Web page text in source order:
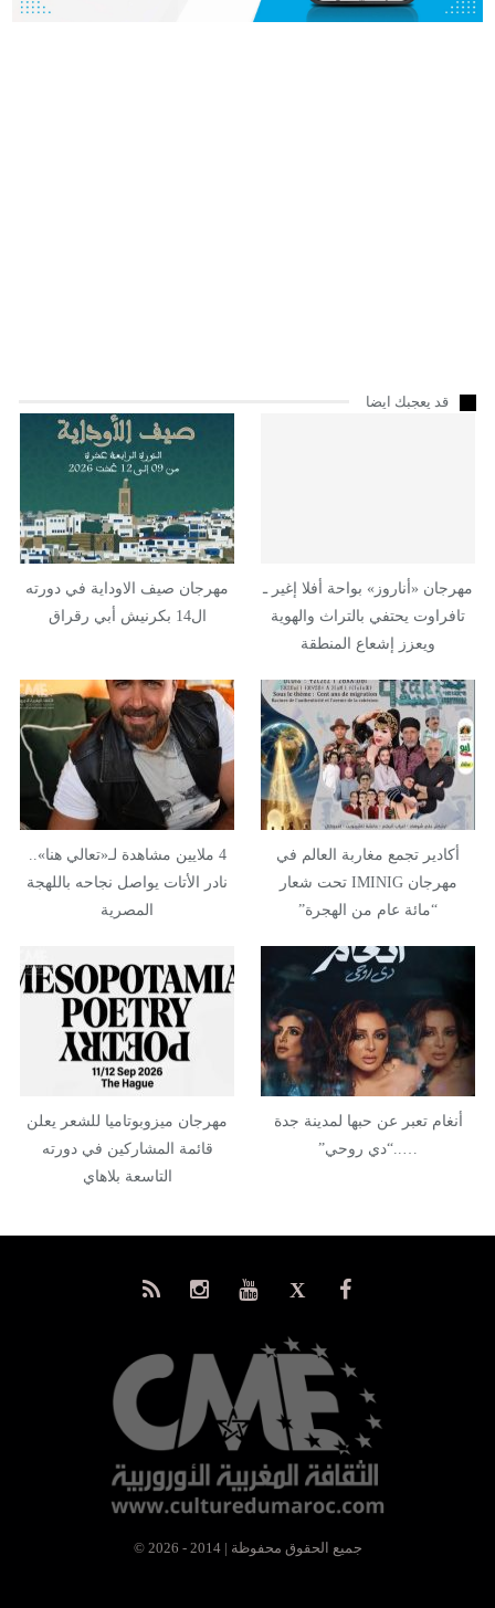
قد يعجبك ايضا
مهرجان «أناروز» بواحة أفلا إغير ـ
تافراوت يحتفي بالتراث والهوية
ويعزز إشعاع المنطقة
مهرجان صيف الاوداية في دورته
ال14 بكرنيش أبي رقراق
أكادير تجمع مغاربة العالم في
مهرجان IMINIG تحت شعار
“مائة عام من الهجرة”
4 ملايين مشاهدة لـ«تعالي هنا»..
نادر الأتات يواصل نجاحه باللهجة
المصرية
أنغام تعبر عن حبها لمدينة جدة
…..“دي روحي”
مهرجان ميزوبوتاميا للشعر يعلن
قائمة المشاركين في دورته
التاسعة بلاهاي
© جميع الحقوق محفوظة | 2014 - 2026